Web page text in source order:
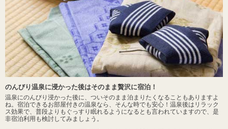
のんびり温泉に浸かった後はそのまま贅沢に宿泊！
温泉にのんびり浸かった後に、ついそのまま泊まりたくなることもありますよ
ね。宿泊できるお部屋付きの温泉なら、そんな時でも安心！温泉後はリラック
ス効果で、普段よりもぐっすり眠れるようになるとも言われていますので、是
非宿泊利用も検討してみましょう。